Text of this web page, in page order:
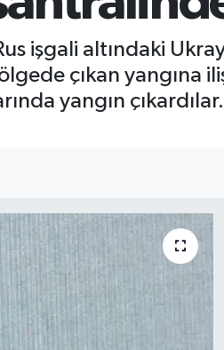
işgali altındaki
çıkan yangına
yangın